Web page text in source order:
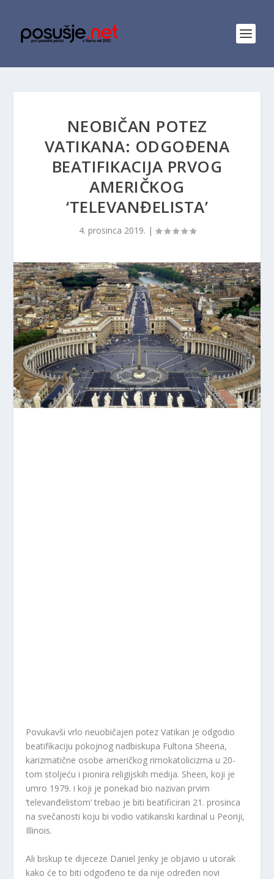
NEOBIČAN POTEZ
VATIKANA: ODGOĐENA
BEATIFIKACIJA PRVOG
AMERIČKOG
‘TELEVANĐELISTA’
4. prosinca 2019. |
Povukavši vrlo neuobičajen potez Vatikan je odgodio
beatifikaciju pokojnog nadbiskupa Fultona Sheena,
karizmatične osobe američkog rimokatolicizma u 20-
tom stoljeću i pionira religijskih medija. Sheen, koji je
umro 1979. i koji je ponekad bio nazivan prvim
‘televanđelistom’ trebao je biti beatificiran 21. prosinca
na svečanosti koju bi vodio vatikanski kardinal u Peoriji,
Illinois.
Ali biskup te dijeceze Daniel Jenky je objavio u utorak
kako će to biti odgođeno te da nije određen novi